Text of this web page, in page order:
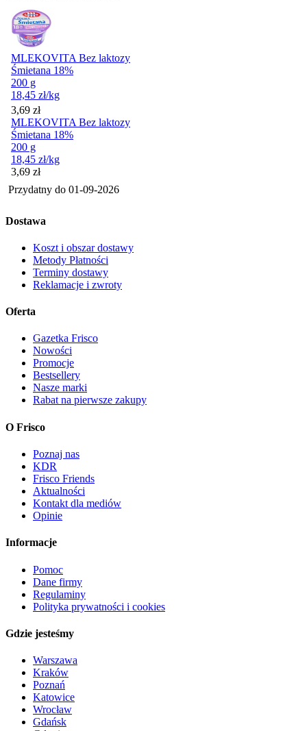
MLEKOVITA Bez laktozy
Śmietana 18%
200 g
18,45 zł/kg
Cena
3,69 zł
MLEKOVITA Bez laktozy
Śmietana 18%
200 g
18,45 zł/kg
Cena
3,69 zł
Przydatny do 01-09-2026
Dostawa
Koszt i obszar dostawy
Metody Płatności
Terminy dostawy
Reklamacje i zwroty
Oferta
Gazetka Frisco
Nowości
Promocje
Bestsellery
Nasze marki
Rabat na pierwsze zakupy
O Frisco
Poznaj nas
KDR
Frisco Friends
Aktualności
Kontakt dla mediów
Opinie
Informacje
Pomoc
Dane firmy
Regulaminy
Polityka prywatności i cookies
Gdzie jesteśmy
Warszawa
Kraków
Poznań
Katowice
Wrocław
Gdańsk